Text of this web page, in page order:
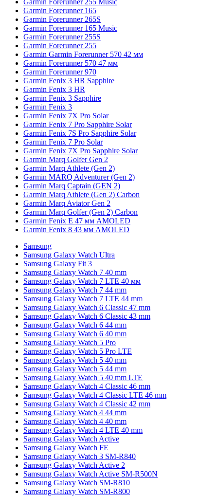
Garmin Forerunner 255 Music
Garmin Forerunner 165
Garmin Forerunner 265S
Garmin Forerunner 165 Music
Garmin Forerunner 255S
Garmin Forerunner 255
Garmin Garmin Forerunner 570 42 мм
Garmin Forerunner 570 47 мм
Garmin Forerunner 970
Garmin Fenix 3 HR Sapphire
Garmin Fenix 3 HR
Garmin Fenix 3 Sapphire
Garmin Fenix 3
Garmin Fenix 7X Pro Solar
Garmin Fenix 7 Pro Sapphire Solar
Garmin Fenix 7S Pro Sapphire Solar
Garmin Fenix 7 Pro Solar
Garmin Fenix 7X Pro Sapphire Solar
Garmin Marq Golfer Gen 2
Garmin Marq Athlete (Gen 2)
Garmin MARQ Adventurer (Gen 2)
Garmin Marq Captain (GEN 2)
Garmin Marq Athlete (Gen 2) Carbon
Garmin Marq Aviator Gen 2
Garmin Marq Golfer (Gen 2) Carbon
Garmin Fenix E 47 мм AMOLED
Garmin Fenix 8 43 мм AMOLED
Samsung
Samsung Galaxy Watch Ultra
Samsung Galaxy Fit 3
Samsung Galaxy Watch 7 40 mm
Samsung Galaxy Watch 7 LTE 40 мм
Samsung Galaxy Watch 7 44 mm
Samsung Galaxy Watch 7 LTE 44 mm
Samsung Galaxy Watch 6 Classic 47 mm
Samsung Galaxy Watch 6 Classic 43 mm
Samsung Galaxy Watch 6 44 mm
Samsung Galaxy Watch 6 40 mm
Samsung Galaxy Watch 5 Pro
Samsung Galaxy Watch 5 Pro LTE
Samsung Galaxy Watch 5 40 mm
Samsung Galaxy Watch 5 44 mm
Samsung Galaxy Watch 5 40 mm LTE
Samsung Galaxy Watch 4 Classic 46 mm
Samsung Galaxy Watch 4 Classic LTE 46 mm
Samsung Galaxy Watch 4 Classic 42 mm
Samsung Galaxy Watch 4 44 mm
Samsung Galaxy Watch 4 40 mm
Samsung Galaxy Watch 4 LTE 40 mm
Samsung Galaxy Watch Active
Samsung Galaxy Watch FE
Samsung Galaxy Watch 3 SM-R840
Samsung Galaxy Watch Active 2
Samsung Galaxy Watch Active SM-R500N
Samsung Galaxy Watch SM-R810
Samsung Galaxy Watch SM-R800